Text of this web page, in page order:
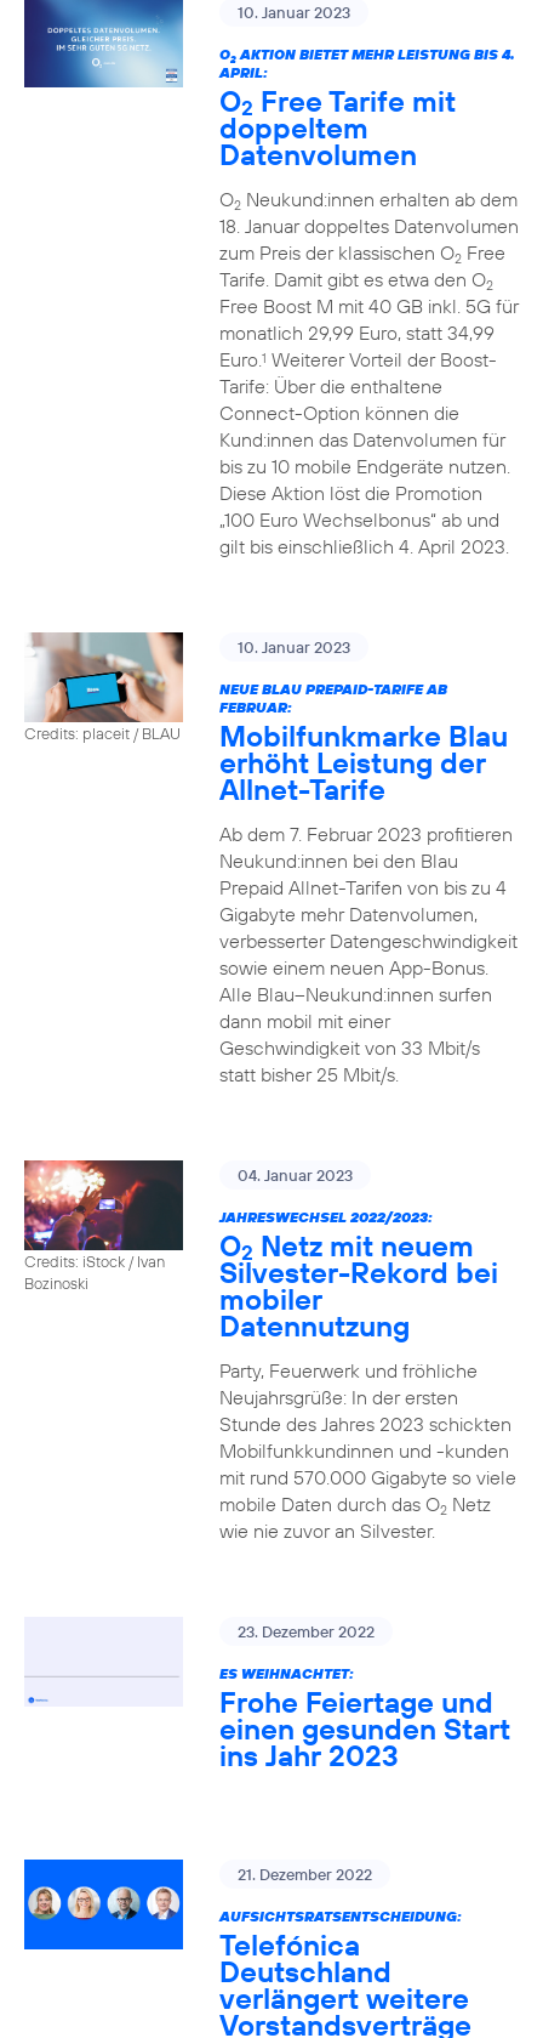
10. Januar 2023
O2AKTION BIETET MEHR LEISTUNG BIS 4.
APRIL:
O2 Free Tarife mit
doppeltem
Datenvolumen
O2Neukund:innen erhalten ab dem
18. Januar doppeltes Datenvolumen
zum Preis der klassischen O2Free
Tarife. Damit gibt es etwa den O2
Free Boost M mit 40 GB inkl. 5G für
monatlich 29,99 Euro, statt 34,99
Euro.1 Weiterer Vorteil der Boost-
Tarife: Über die enthaltene
Connect-Option können die
Kund:innen das Datenvolumen für
bis zu 10 mobile Endgeräte nutzen.
Diese Aktion löst die Promotion
„100 Euro Wechselbonus“ ab und
gilt bis einschließlich 4. April 2023.
Credits: placeit / BLAU
10. Januar 2023
NEUE BLAU PREPAID-TARIFE AB
FEBRUAR:
Mobilfunkmarke Blau
erhöht Leistung der
Allnet-Tarife
Ab dem 7. Februar 2023 profitieren
Neukund:innen bei den Blau
Prepaid Allnet-Tarifen von bis zu 4
Gigabyte mehr Datenvolumen,
verbesserter Datengeschwindigkeit
sowie einem neuen App-Bonus.
Alle Blau–Neukund:innen surfen
dann mobil mit einer
Geschwindigkeit von 33 Mbit/s
statt bisher 25 Mbit/s.
Credits: iStock / Ivan
Bozinoski
04. Januar 2023
JAHRESWECHSEL 2022/2023:
O2 Netz mit neuem
Silvester-Rekord bei
mobiler
Datennutzung
Party, Feuerwerk und fröhliche
Neujahrsgrüße: In der ersten
Stunde des Jahres 2023 schickten
Mobilfunkkundinnen und -kunden
mit rund 570.000 Gigabyte so viele
mobile Daten durch das O2Netz
wie nie zuvor an Silvester.
23. Dezember 2022
ES WEIHNACHTET:
Frohe Feiertage und
einen gesunden Start
ins Jahr 2023
21. Dezember 2022
AUFSICHTSRATSENTSCHEIDUNG:
Telefónica
Deutschland
verlängert weitere
Vorstandsverträge